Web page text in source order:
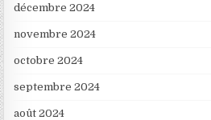
décembre 2024
novembre 2024
octobre 2024
septembre 2024
août 2024